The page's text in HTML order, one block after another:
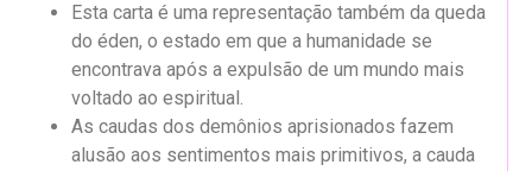
Esta carta é uma representação também da queda
do éden, o estado em que a humanidade se
encontrava após a expulsão de um mundo mais
voltado ao espiritual.
As caudas dos demônios aprisionados fazem
alusão aos sentimentos mais primitivos, a cauda